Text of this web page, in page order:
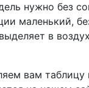
нужно без
маленький,
в
вам таблицу